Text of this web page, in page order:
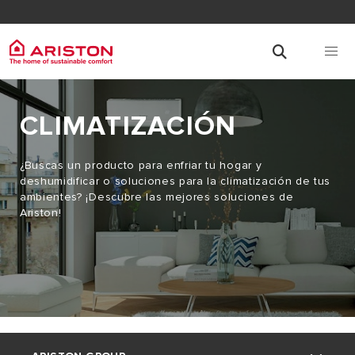
CLIMATIZACIÓN
¿Buscas un producto para enfriar tu hogar y
deshumidificar o soluciones para la climatización de tus
ambientes? ¡Descubre las mejores soluciones de
Ariston!